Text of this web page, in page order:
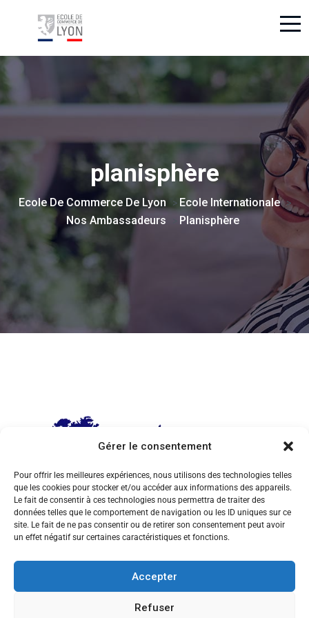
Gérer le consentement
Pour offrir les meilleures expériences, nous utilisons des technologies telles
que les cookies pour stocker et/ou accéder aux informations des appareils.
Le fait de consentir à ces technologies nous permettra de traiter des
données telles que le comportement de navigation ou les ID uniques sur ce
site. Le fait de ne pas consentir ou de retirer son consentement peut avoir
un effet négatif sur certaines caractéristiques et fonctions.
Accepter
Refuser
planisphère
Ecole De Commerce De Lyon > Ecole Internationale >
Nos Ambassadeurs Planisphère